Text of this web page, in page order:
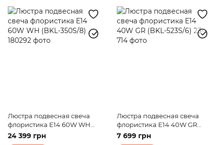
Люстра подвесная свеча
флористика E14 60W WH
(BKL-350S/8)
24 399 грн
Люстра подвесная свеча
флористика E14 40W GR
(BKL-523S/6)
7 699 грн